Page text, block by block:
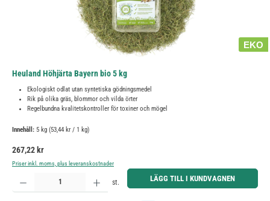
EKO
Heuland Höhjärta Bayern bio 5 kg
Ekologiskt odlat utan syntetiska gödningsmedel
Rik på olika gräs, blommor och vilda örter
Regelbundna kvalitetskontroller för toxiner och mögel
Innehåll: 5 kg (53,44 kr / 1 kg)
Ordinarie pris:
267,22 kr
Priser inkl. moms, plus leveranskostnader
Produktkvantitet: Ange önskat belopp eller använd knapparna för att öka eller minska kvantiteten.
st. LÄGG TILL I KUNDVAGNEN